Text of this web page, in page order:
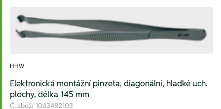
HHW
Elektronická montážní pinzeta, diagonální, hladké uch.
plochy, délka 145 mm
Č. zboží 1063482103